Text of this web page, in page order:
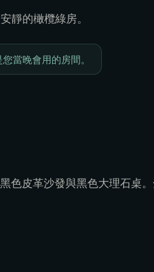
靜的橄欖綠房。
當晚會用的房間。
色皮革沙發與黑色大理石桌